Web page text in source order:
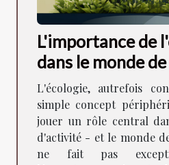
L'importance de
dans le monde
ligne
L'écologie, autrefois
simple concept
jouer un rôle central
d'activité - et le monde
ne fait pas